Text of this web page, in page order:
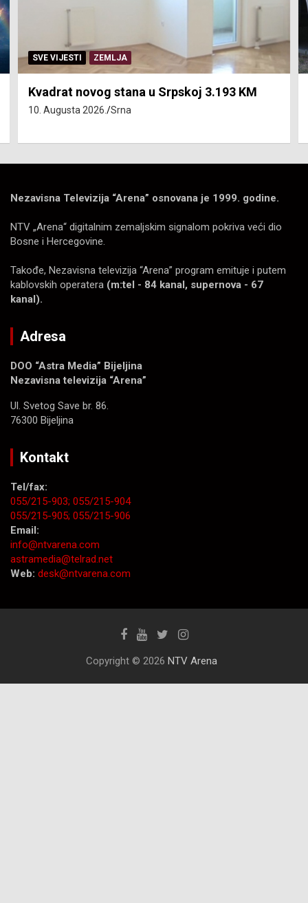
SVE VIJESTI ZEMLJA
Kvadrat novog stana u Srpskoj 3.193 KM
10. Augusta 2026. Srna
Nezavisna Televizija “Arena” osnovana je 1999. godine.
NTV „Arena“ digitalnim zemaljskim signalom pokriva veći dio
Bosne i Hercegovine.
Takođe, Nezavisna televizija “Arena” program emituje i putem
kablovskih operatera (m:tel - 84 kanal, supernova - 67
kanal).
Adresa
DOO “Astra Media” Bijeljina
Nezavisna televizija “Arena”
Ul. Svetog Save br. 86.
76300 Bijeljina
Kontakt
Tel/fax:
055/215-903; 055/215-904
055/215-905; 055/215-906
Email:
info@ntvarena.com
astramedia@telrad.net
Web: desk@ntvarena.com
Copyright © 2026 NTV Arena